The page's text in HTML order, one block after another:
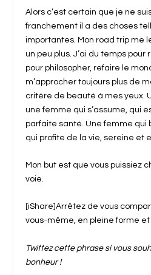
Alors c’est certain que je ne
franchement il a des choses
importantes. Mon road trip me
un peu plus. J’ai du temps pour
pour philosopher, refaire le
m’approcher toujours plus de
critère de beauté à mes yeux.
une femme qui s’assume, qui
parfaite santé. Une femme qui
qui profite de la vie, sereine et
Mon but est que vous puissiez
voie.
[iShare]Arrêtez de vous
vous-même, en pleine forme et
Twittez cette phrase si vous
bonheur !